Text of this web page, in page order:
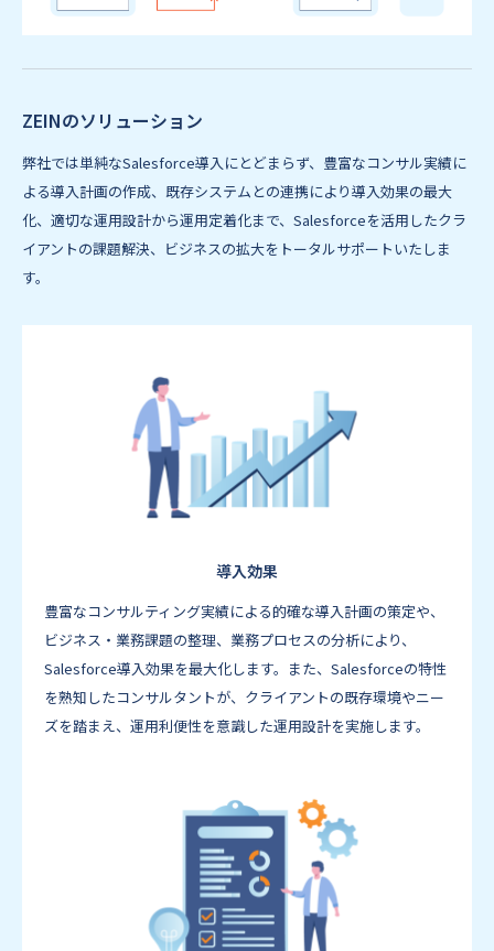
ZEINのソリューション
弊社では単純なSalesforce導入にとどまらず、豊富なコンサル実績に
よる導入計画の作成、既存システムとの連携により導入効果の最大
化、適切な運用設計から運用定着化まで、Salesforceを活用したクラ
イアントの課題解決、ビジネスの拡大をトータルサポートいたしま
す。
導入効果
豊富なコンサルティング実績による的確な導入計画の策定や、
ビジネス・業務課題の整理、業務プロセスの分析により、
Salesforce導入効果を最大化します。また、Salesforceの特性
を熟知したコンサルタントが、クライアントの既存環境やニー
ズを踏まえ、運用利便性を意識した運用設計を実施します。